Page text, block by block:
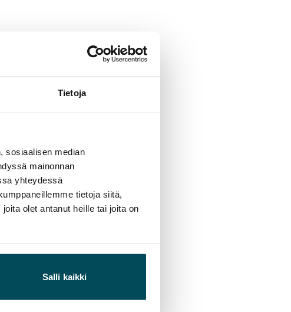
Tietoja
sosiaalisen median
mainonnan
yhteydessä
tietoja siitä,
olet antanut heille tai joita on
Salli kaikki